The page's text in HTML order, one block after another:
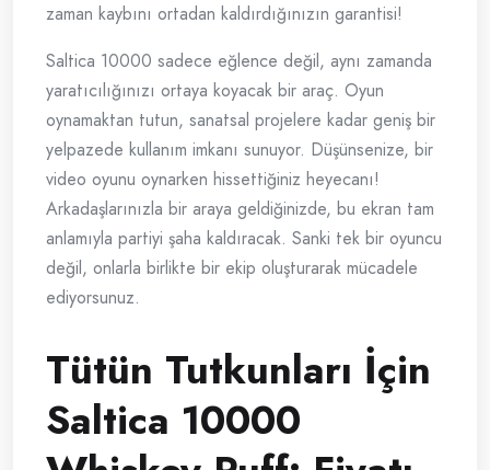
zaman kaybını ortadan kaldırdığınızın garantisi!
Saltica 10000 sadece eğlence değil, aynı zamanda
yaratıcılığınızı ortaya koyacak bir araç. Oyun
oynamaktan tutun, sanatsal projelere kadar geniş bir
yelpazede kullanım imkanı sunuyor. Düşünsenize, bir
video oyunu oynarken hissettiğiniz heyecanı!
Arkadaşlarınızla bir araya geldiğinizde, bu ekran tam
anlamıyla partiyi şaha kaldıracak. Sanki tek bir oyuncu
değil, onlarla birlikte bir ekip oluşturarak mücadele
ediyorsunuz.
Tütün Tutkunları İçin
Saltica 10000